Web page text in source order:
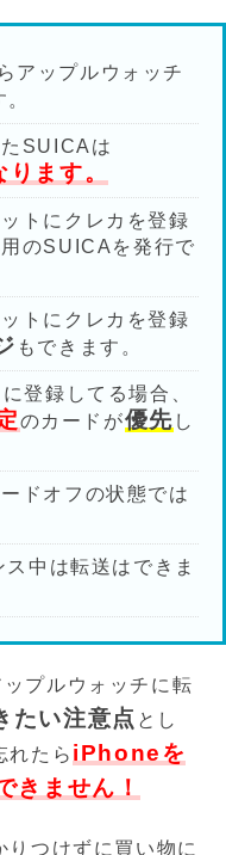
アップルウォッチ
SUICAは
ます。
トにクレカを登録
のSUICAを発行で
トにクレカを登録
もできます。
登録してる場合、
のカードが優先 し
ドオフの状態では
中は転送はできま
プルウォッチに転
たい注意点 とし
れたら iPhoneを
きません！
つけずに買い物に